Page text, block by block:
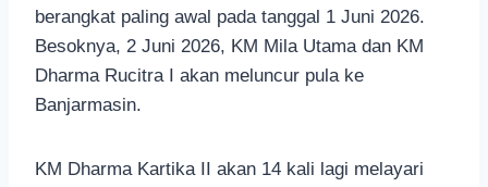
berangkat paling awal pada tanggal 1 Juni 2026.
Besoknya, 2 Juni 2026, KM Mila Utama dan KM
Dharma Rucitra I akan meluncur pula ke
Banjarmasin.
KM Dharma Kartika II akan 14 kali lagi melayari